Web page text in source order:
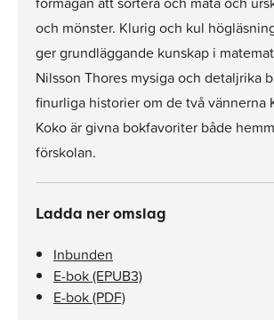
och mönster. Klurig och kul
ger grundläggande kunskap i
Nilsson Thores mysiga och detaljrika
finurliga historier om de två vännerna
Koko är givna bokfavoriter både
förskolan.
Ladda ner omslag
Inbunden
E-bok (EPUB3)
E-bok (PDF)